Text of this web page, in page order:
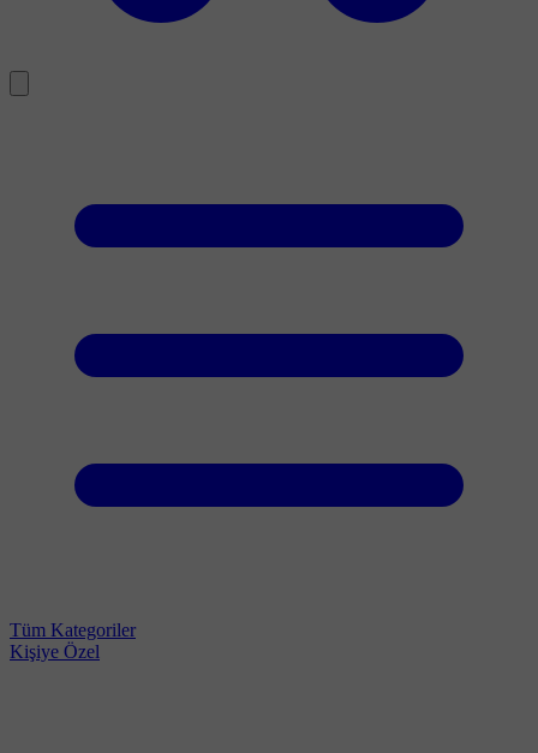
Tüm Kategoriler
Kişiye Özel